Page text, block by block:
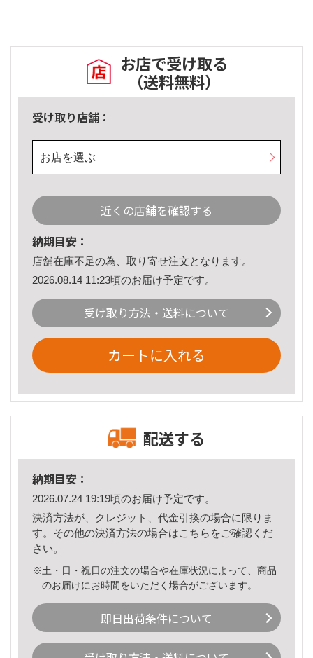
お店で受け取る
（送料無料）
受け取り店舗：
お店を選ぶ
近くの店舗を確認する
納期目安：
店舗在庫不足の為、取り寄せ注文となります。
2026.08.14 11:23頃のお届け予定です。
受け取り方法・送料について
カートに入れる
配送する
納期目安：
2026.07.24 19:19頃のお届け予定です。
決済方法が、クレジット、代金引換の場合に限りま
す。その他の決済方法の場合はこちら をご確認くだ
さい。
※土・日・祝日の注文の場合や在庫状況によって、商品
のお届けにお時間をいただく場合がございます。
即日出荷条件について